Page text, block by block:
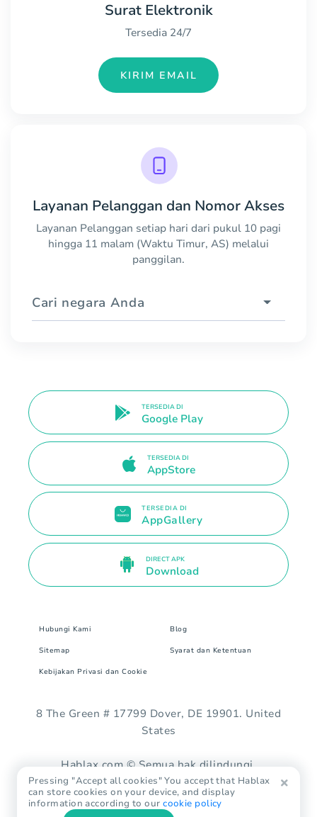
Surat Elektronik
Tersedia 24/7
KIRIM EMAIL
Layanan Pelanggan dan Nomor Akses
Layanan Pelanggan setiap hari dari pukul 10 pagi
hingga 11 malam (Waktu Timur, AS) melalui
panggilan.
Cari negara Anda
TERSEDIA DI
Google Play
TERSEDIA DI
AppStore
TERSEDIA DI
AppGallery
DIRECT APK
Download
Hubungi Kami Blog
Sitemap Syarat dan Ketentuan
Kebijakan Privasi dan Cookie
8 The Green # 17799 Dover, DE 19901. United
States
Hablax.com © Semua hak dilindungi.
Pressing "Accept all cookies" You accept that Hablax
can store cookies on your device, and display
information according to ourcookie policy